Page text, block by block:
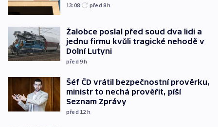
13:08 před 8h
Žalobce poslal před soud dva lidi a
jednu firmu kvůli tragické nehodě v
Dolní Lutyni
před 9h
Šéf ČD vrátil bezpečnostní prověrku,
ministr to nechá prověřit, píší
Seznam Zprávy
před 12 h